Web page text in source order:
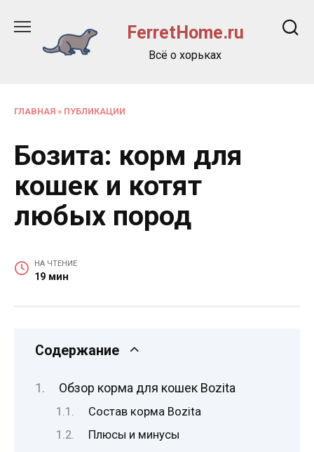
содержанию
FerretHome.ru
Всё о хорьках
ГЛАВНАЯ » ПУБЛИКАЦИИ
Бозита: корм для
кошек и котят
любых пород
НА ЧТЕНИЕ
19 мин
Содержание
Обзор корма для кошек Bozita
Состав корма Bozita
Плюсы и минусы